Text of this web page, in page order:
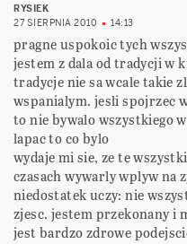
RYSIEK
27 SIERPNIA 2010
14:13
pragne uspokoic tych
jestem z dala od tradycji w
tradycje nie sa wcale takie
wspanialym. jesli spojrzec
to nie bywalo wszystkiego
lapac to co bylo
wydaje mi sie, ze te
czasach wywarly wplyw na
niedostatek uczy: nie
zjesc. jestem przekonany i
jest bardzo zdrowe